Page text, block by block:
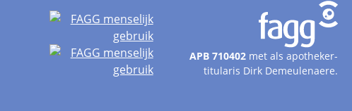
APB 710402met als apotheker-
titularis Dirk Demeulenaere.